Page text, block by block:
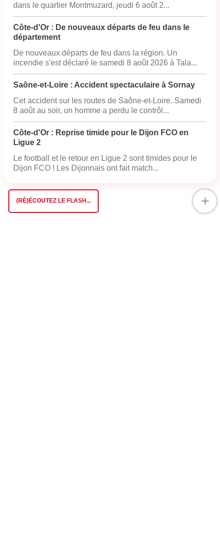
dans le quartier Montmuzard, jeudi 6 août 2...
Côte-d'Or : De nouveaux départs de feu dans le
département
De nouveaux départs de feu dans la région. Un
incendie s'est déclaré le samedi 8 août 2026 à Tala...
Saône-et-Loire : Accident spectaculaire à Sornay
Cet accident sur les routes de Saône-et-Loire. Samedi
8 août au soir, un homme a perdu le contrôl...
Côte-d'Or : Reprise timide pour le Dijon FCO en
Ligue 2
Le football et le retour en Ligue 2 sont timides pour le
Dijon FCO ! Les Dijonnais ont fait match...
(RÉ)ÉCOUTEZ LE FLASH... +